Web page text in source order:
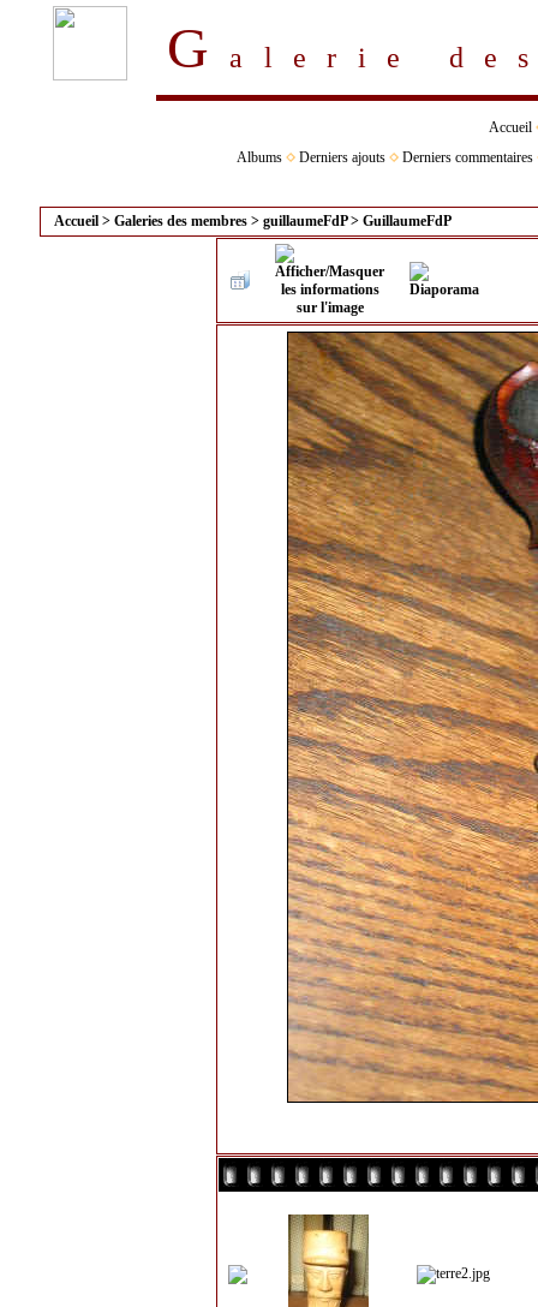
Galerie
Accueil
Albums
Derniers ajouts Derniers commentaires
Accueil > Galeries des membres > guillaumeFdP> GuillaumeFdP